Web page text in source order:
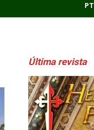
PT
Última revista